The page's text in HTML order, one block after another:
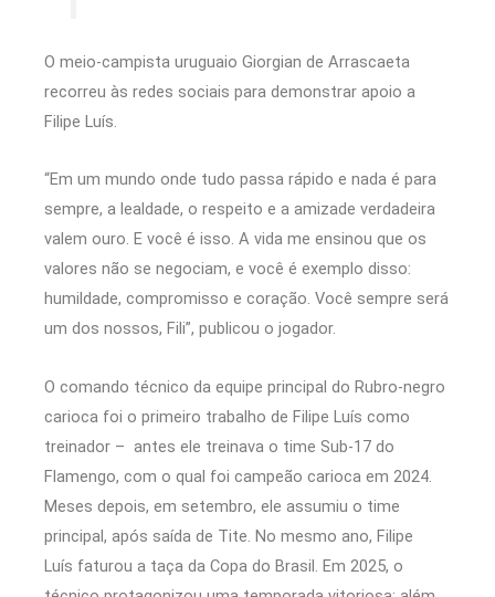
O meio-campista uruguaio Giorgian de Arrascaeta
recorreu às redes sociais para demonstrar apoio a
Filipe Luís.
“Em um mundo onde tudo passa rápido e nada é para
sempre, a lealdade, o respeito e a amizade verdadeira
valem ouro. E você é isso. A vida me ensinou que os
valores não se negociam, e você é exemplo disso:
humildade, compromisso e coração. Você sempre será
um dos nossos, Fili”, publicou o jogador.
O comando técnico da equipe principal do Rubro-negro
carioca foi o primeiro trabalho de Filipe Luís como
treinador – antes ele treinava o time Sub-17 do
Flamengo, com o qual foi campeão carioca em 2024.
Meses depois, em setembro, ele assumiu o time
principal, após saída de Tite. No mesmo ano, Filipe
Luís faturou a taça da Copa do Brasil. Em 2025, o